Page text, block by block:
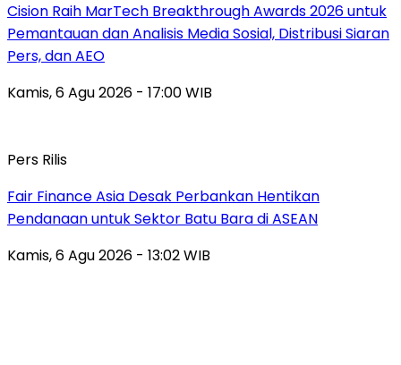
Cision Raih MarTech Breakthrough Awards 2026 untuk
Pemantauan dan Analisis Media Sosial, Distribusi Siaran
Pers, dan AEO
Kamis, 6 Agu 2026 - 17:00 WIB
Pers Rilis
Fair Finance Asia Desak Perbankan Hentikan
Pendanaan untuk Sektor Batu Bara di ASEAN
Kamis, 6 Agu 2026 - 13:02 WIB